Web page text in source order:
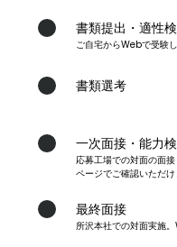
書類提出・適性
ご自宅からWebで受験
書類選考
一次面接・能力
応募工場での対面の面
ページでご確認いただけ
最終面接
所沢本社での対面実施